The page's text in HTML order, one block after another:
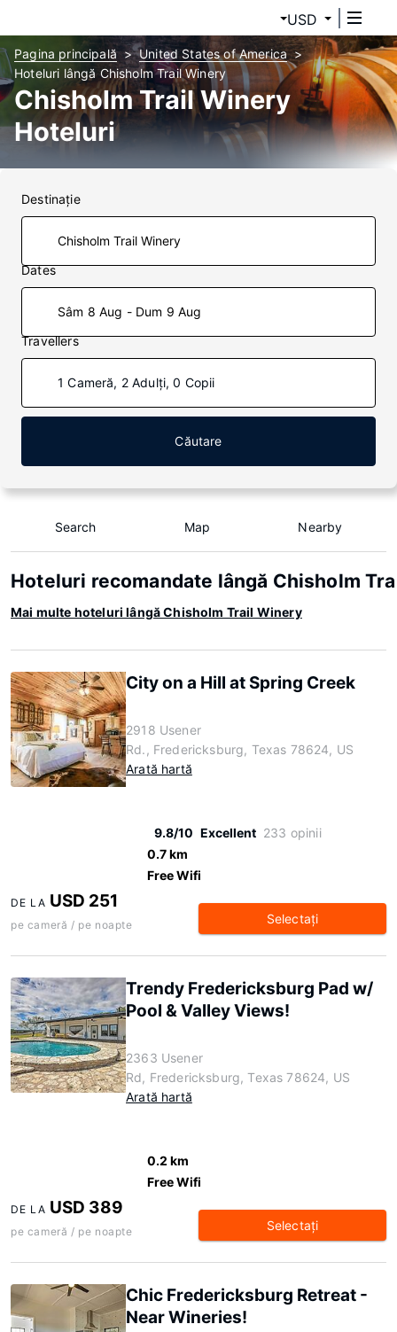
USD
Pagina principală
United States of America
Hoteluri lângă Chisholm Trail Winery
Chisholm Trail Winery
Hoteluri
Destinaţie
Dates
Sâm 8 Aug - Dum 9 Aug
Travellers
1 Cameră, 2 Adulți, 0 Copii
Căutare
Search Map Nearby
Hoteluri recomandate lângă Chisholm
Mai multe hoteluri lângă Chisholm Trail Winery
City on a Hill at Spring Creek
2918 Usener
Rd., Fredericksburg, Texas 78624, US
Arată hartă
9.8/10 Excellent 233 opinii
0.7 km
Free Wifi
DE LA USD 251
pe cameră / pe noapte Selectaţi
Trendy Fredericksburg Pad w/
Pool & Valley Views!
2363 Usener
Rd, Fredericksburg, Texas 78624, US
Arată hartă
0.2 km
Free Wifi
DE LA USD 389
pe cameră / pe noapte Selectaţi
Chic Fredericksburg Retreat -
Near Wineries!